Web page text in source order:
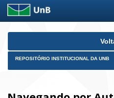
Skip
REPOSITÓRIO INSTITUCIONAL DA UNB